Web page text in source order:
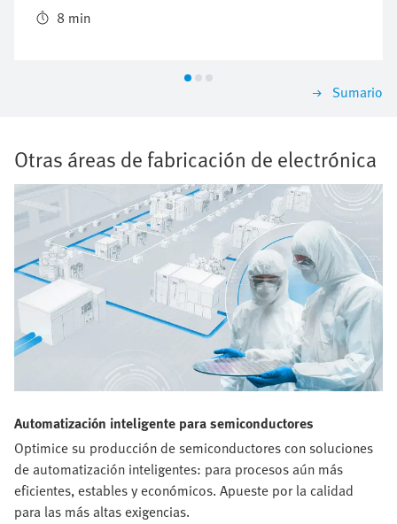
los pasos de producción críticos y la trazabilidad
procuraron los sistemas de manipulación listos para
8 min
Sumario
Otras áreas de fabricación de electrónica
Automatización inteligente para semiconductores
Optimice su producción de semiconductores con soluciones
de automatización inteligentes: para procesos aún más
eficientes, estables y económicos. Apueste por la calidad
para las más altas exigencias.